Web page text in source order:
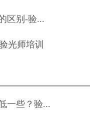
区别-验...
光师培训
一些？验...